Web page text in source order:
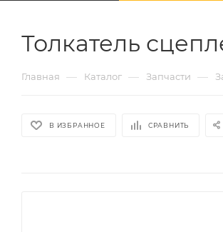
Толкатель
Главная — Каталог — Запчасти —
В ИЗБРАННОЕ СРАВНИТЬ